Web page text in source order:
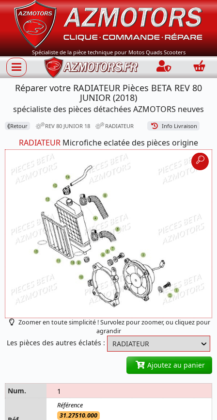
Spécialiste de la pièce technique pour Motos Quads Scooters
Connection
Réparer votre RADIATEUR Pièces BETA REV 80
JUNIOR (2018)
spécialiste des pièces détachées AZMOTORS neuves
⟪Retour REV 80 JUNIOR 18 RADIATEUR Info Livraison
RADIATEUR Microfiche eclatée des pièces origine
Zoomer en toute simplicité ! Survolez pour zoomer, ou cliquez pour
agrandir
Les pièces des autres éclatés :
Ajoutez au panier
1
31.27510.000